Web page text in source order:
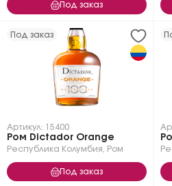
Под заказ
Под заказ
Артикул: 15400
Ром Dictador Orange
Республика Колумбия Ром
Под заказ